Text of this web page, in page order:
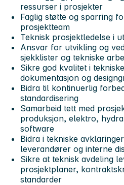
ressurser i prosjekter
Faglig støtte og sparring
prosjektteam
Teknisk prosjektledelse i
Ansvar for utvikling og
sjekklister og tekniske
Sikre god kvalitet i
dokumentasjon og
Bidra til kontinuerlig
standardisering
Samarbeid tett med
produksjon, elektro,
software
Bidra i tekniske
leverandører og interne
Sikre at teknisk avdeling
prosjektplaner,
standarder